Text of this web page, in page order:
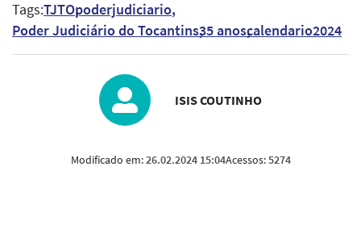
Tags:TJTOpoderjudiciario
Poder Judiciário do Tocantins35 anoscalendario2024
ISIS COUTINHO
Modificado em:26.02.2024 15:04Acessos:5274